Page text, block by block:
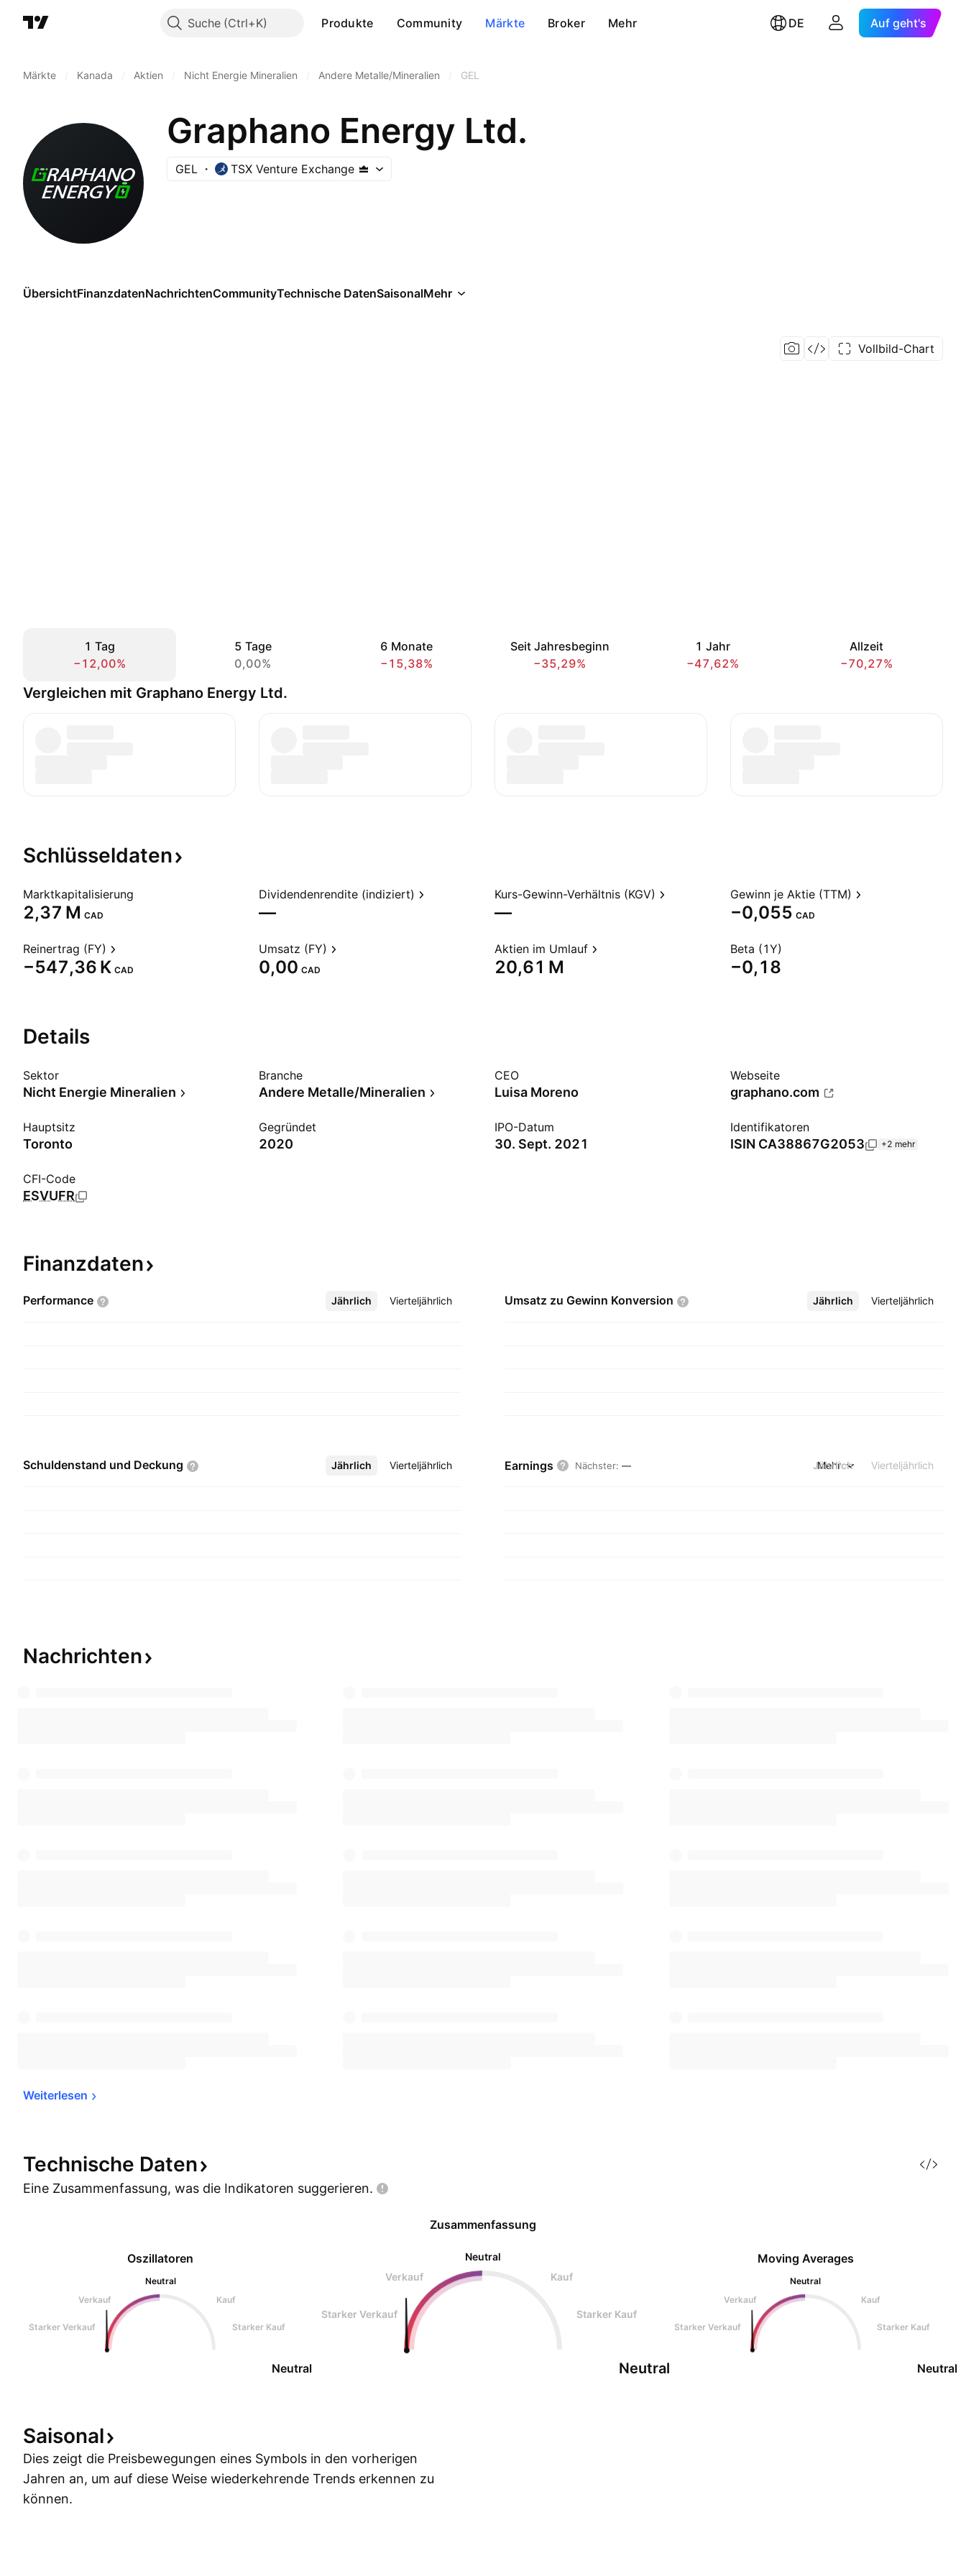
Suche Produkte Community Märkte Broker Mehr DE Auf geht's
Märkte Kanada Aktien Nicht Energie Mineralien Andere Metalle/Mineralien GEL
Graphano Energy Ltd.
GEL TSX Venture Exchange
ÜbersichtFinanzdatenNachrichtenCommunityTechnische DatenSaisonalMehr
Vollbild-Chart
1 Tag
−12,00%
5 Tage
0,00%
6 Monate
−15,38%
Seit Jahresbeginn
−35,29%
1 Jahr
−47,62%
Allzeit
−70,27%
Vergleichen mit Graphano Energy Ltd.
Schlüsseldaten
Marktkapitalisierung
‪2,37 M‬ CAD
Dividendenrendite (indiziert)
—
Kurs-Gewinn-Verhältnis (KGV)
—
Gewinn je Aktie (TTM)
−0,055 CAD
Reinertrag (FY)
‪−547,36 K‬ CAD
Umsatz (FY)
0,00 CAD
Aktien im Umlauf
‪20,61 M‬
Beta (1Y)
−0,18
Details
Sektor
Nicht Energie Mineralien
Branche
Andere Metalle/Mineralien
CEO
Luisa Moreno
Webseite
graphano.com
Hauptsitz
Toronto
Gegründet
2020
IPO-Datum
30. Sept. 2021
Identifikatoren
ISIN CA38867G2053 +2 mehr
CFI-Code
ESVUFR
Finanzdaten
Performance Jährlich Vierteljährlich
Mehr Umsatz zu Gewinn Konversion Jährlich Vierteljährlich
Mehr
Schuldenstand und Deckung Jährlich Vierteljährlich
Mehr Earnings Nächster: — Jährlich Vierteljährlich
Mehr
Nachrichten
Weiterlesen
Technische Daten
Eine Zusammenfassung, was die Indikatoren suggerieren.
Oszillatoren
Neutral
Verkauf
Kauf
Starker Verkauf Starker Kauf
Neutral
Zusammenfassung
Neutral
Verkauf
Kauf
Starker Verkauf Starker Kauf
Neutral
Moving Averages
Neutral
Verkauf
Kauf
Starker Verkauf Starker Kauf
Neutral
Saisonal
Dies zeigt die Preisbewegungen eines Symbols in den vorherigen
Jahren an, um auf diese Weise wiederkehrende Trends erkennen zu
können.